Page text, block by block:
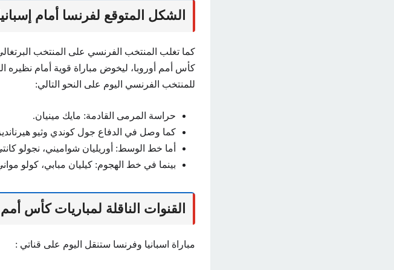
الشكل المتوقع لفرنسا أمام
كما تغلب المنتخب الفرنسي على المنتخب
كأس أمم أوروبا، ليخوض مباراة قوية أمام نظيره
للمنتخب الفرنسي اليوم على النحو التالي:
حراسة المرمى القادمة: مايك مينيان.
كما وصل في الدفاع جول كوندي وثيو هيرنانديز
أما خط الوسط: أوريليان شواميني، نجولو
بينما في خط الهجوم: كيليان مبابي، كولو
القنوات الناقلة لمباريات كأس أمم
مباراة اسبانيا وفرنسا ستنقل اليوم على قناتي :